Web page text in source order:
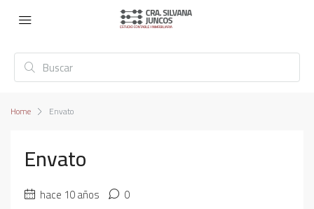
Home Envato
Envato
hace 10 años 0